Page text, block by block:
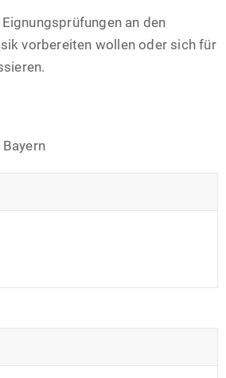
an den
vorbereiten wollen oder sich für